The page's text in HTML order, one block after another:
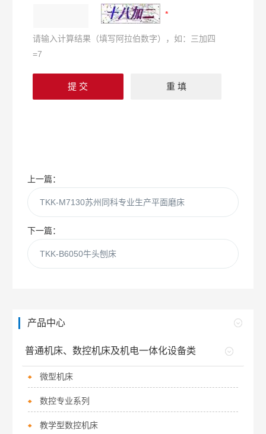
请输入计算结果（填写阿拉伯数字），如：三加四
=7
上一篇：
TKK-M7130苏州同科专业生产平面磨床
下一篇：
TKK-B6050牛头刨床
产品中心
普通机床、数控机床及机电一体化设备类
微型机床
数控专业系列
教学型数控机床